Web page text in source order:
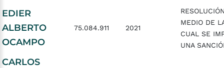
EDIER
ALBERTO
OCAMPO
75.084.911 2021
MEDIO DE
CUAL SE
UNA
CARLOS